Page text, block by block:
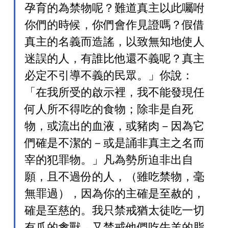
孕育的為禁物呢？難道真主以此囑咐
你們的時候，你們會作見證嗎？假借
真主的名義而造謠，以致無知地使人
迷誤的人，有誰比他還不義呢？真主
必定不引導不義的民眾。」你說：
「在我所受的啟示裡，我不能發現任
何人所不得吃的食物；除非是自死
物，或流出的血液，或豬肉－因為它
們確是不潔的－或是誦非真主之名而
宰的犯罪物。」凡為勢所迫非出自
願，且不過份的人，（雖吃禁物，毫
無罪過），因為你的主確是至赦的，
確是至慈的。我只禁戒猶太徒吃一切